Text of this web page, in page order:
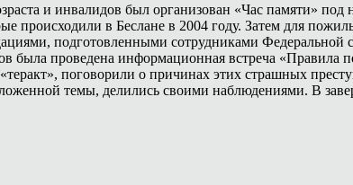
и инвалидов был организован «Час памяти»
происходили в Беслане в 2004 году. Затем для
подготовленными сотрудниками Федеральной
проведена информационная встреча «Правила
поговорили о причинах этих страшных
темы, делились своими наблюдениями. В